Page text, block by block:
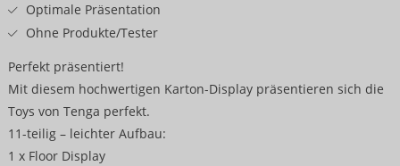
Optimale Präsentation
Ohne Produkte/Tester
Perfekt präsentiert!
Mit diesem hochwertigen Karton-Display präsentieren sich die
Toys von Tenga perfekt.
11-teilig – leichter Aufbau:
1 x Floor Display